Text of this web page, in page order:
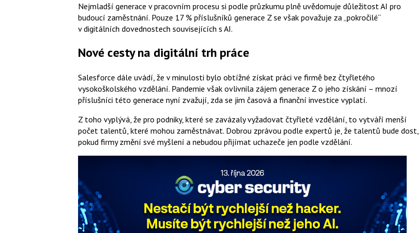
Nejmladší generace v pracovním procesu si podle průzkumu plně uvědomuje důležitost AI pro
budoucí zaměstnání. Pouze 17 % příslušníků generace Z se však považuje za „pokročilé“
v digitálních dovednostech souvisejících s AI.
Nové cesty na digitální trh práce
Salesforce dále uvádí, že v minulosti bylo obtížné získat práci ve firmě bez čtyřletého
vysokoškolského vzdělání. Pandemie však ovlivnila zájem generace Z o jeho získání – mnozí
příslušníci této generace nyní zvažují, zda se jim časová a finanční investice vyplatí.
Z toho vyplývá, že pro podniky, které se zavázaly vyžadovat čtyřleté vzdělání, to vytváří menší
počet talentů, které mohou zaměstnávat. Dobrou zprávou podle expertů je, že talentů bude dost,
pokud firmy změní své myšlení a nebudou přijímat uchazeče jen podle vzdělání.